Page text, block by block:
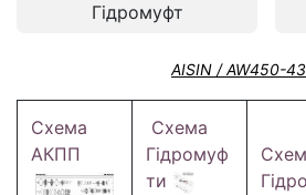
Гідромуфт
AISIN / AW450-
Схема
АКПП
Схема
Гідромуф
ти